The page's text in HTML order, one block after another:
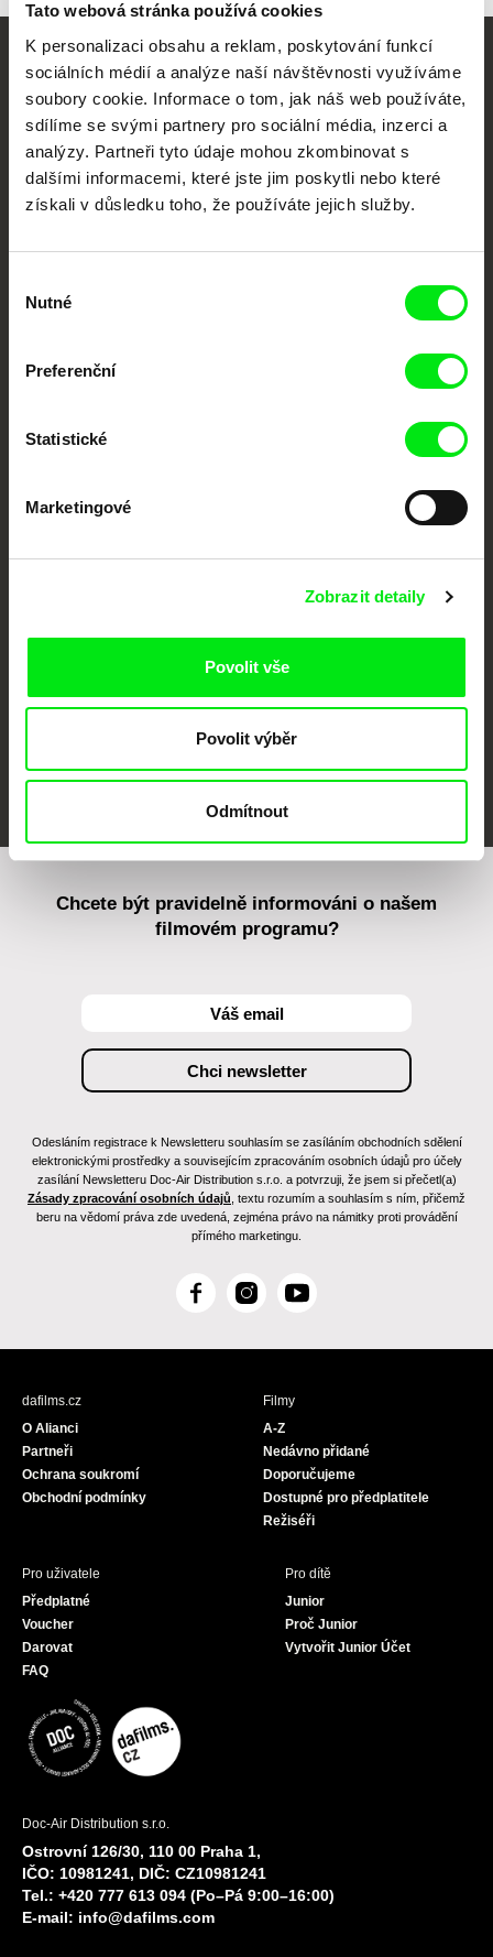
Tato webová stránka používá cookies
K personalizaci obsahu a reklam, poskytování funkcí
sociálních médií a analýze naší návštěvnosti využíváme
soubory cookie. Informace o tom, jak náš web používáte,
sdílíme se svými partnery pro sociální média, inzerci a
analýzy. Partneři tyto údaje mohou zkombinovat s
dalšími informacemi, které jste jim poskytli nebo které
získali v důsledku toho, že používáte jejich služby.
souhlasu
Nutné
Preferenční
Statistické
Marketingové
Zobrazit detaily
Povolit vše
Povolit výběr
Odmítnout
Vaše online
dokumentární kino
Nové festivalové filmy
každý týden
festivalů dokumentárního filmu sdružených do Doc Alliance. Naším cílem je
posouvat hranice dokumentárního filmu, propagovat jeho rozmanitost a
CPH:DOX Doclisboa
Millennium Docs
DOK Leipzig
Chcete být pravidelně informováni o našem
filmovém programu?
Odesláním registrace k Newsletteru souhlasím se zasíláním obchodních sdělení
elektronickými prostředky a souvisejícím zpracováním osobních údajů pro účely
zasílání Newsletteru Doc-Air Distribution s.r.o. a potvrzuji, že jsem si přečetl(a)
Zásady zpracování osobních údajů , textu rozumím a souhlasím s ním, přičemž
beru na vědomí práva zde uvedená, zejména právo na námitky proti provádění
přímého marketingu.
F
c
I
s
Y
u
dafilms.cz
O Alianci
Partneři
Ochrana soukromí
Obchodní podmínky
Filmy
A-Z
Nedávno přidané
Doporučujeme
Dostupné pro předplatitele
Režiséři
Pro uživatele
Předplatné
Voucher
Darovat
FAQ
Pro dítě
Junior
Proč Junior
Vytvořit Junior Účet
Doc-Air Distribution s.r.o.
Ostrovní 126/30, 110 00 Praha 1,
IČO: 10981241, DIČ: CZ10981241
Tel.: +420 777 613 094 (Po–Pá 9:00–16:00)
E-mail: info@dafilms.com